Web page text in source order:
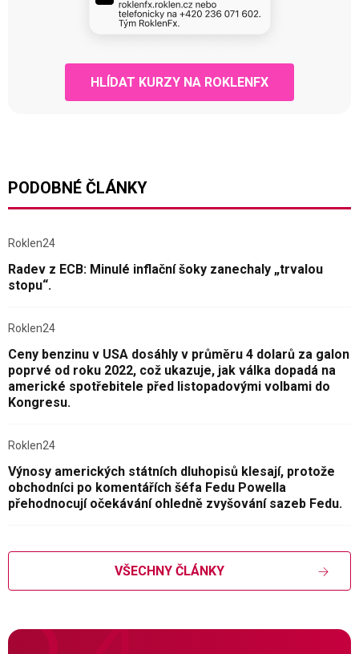
HLÍDAT KURZY NA ROKLENFX
PODOBNÉ ČLÁNKY
Roklen24
Radev z ECB: Minulé inflační šoky zanechaly „trvalou
stopu“.
Roklen24
Ceny benzinu v USA dosáhly v průměru 4 dolarů za galon
poprvé od roku 2022, což ukazuje, jak válka dopadá na
americké spotřebitele před listopadovými volbami do
Kongresu.
Roklen24
Výnosy amerických státních dluhopisů klesají, protože
obchodníci po komentářích šéfa Fedu Powella
přehodnocují očekávání ohledně zvyšování sazeb Fedu.
VŠECHNY ČLÁNKY